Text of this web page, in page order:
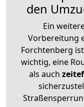
den
Ein
Vorbereitung
Forchtenberg
wichtig, eine
als auch